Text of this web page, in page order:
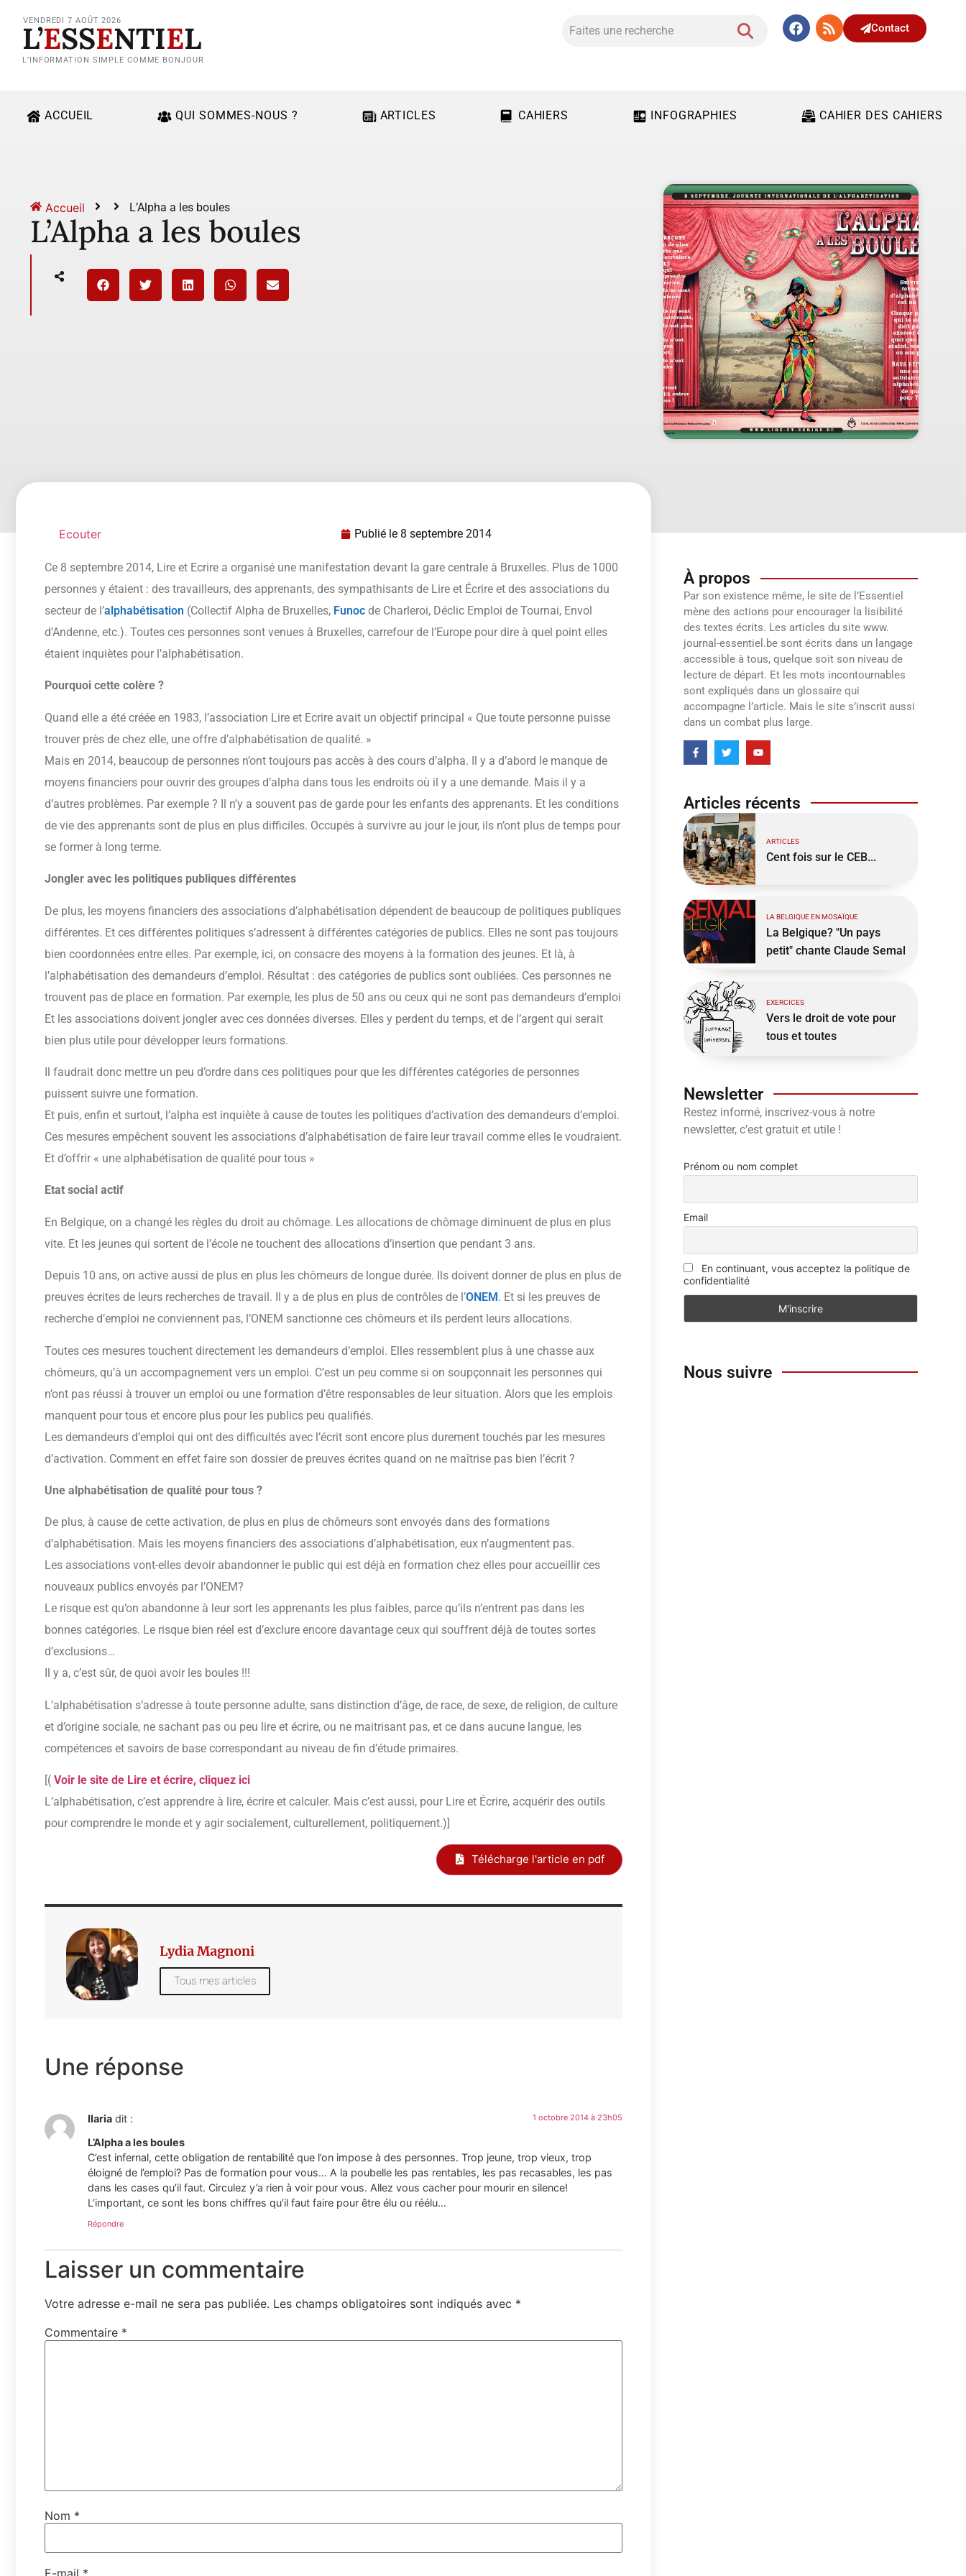
VENDREDI 7 AOÛT 2026
L’ESSENTIEL
L’INFORMATION SIMPLE COMME BONJOUR
Contact
ACCUEIL QUI SOMMES-NOUS ? ARTICLES CAHIERS INFOGRAPHIES CAHIER DES CAHIERS
Accueil L’Alpha a les boules
L’Alpha a les boules
Ecouter Publié le 8 septembre 2014
Ce 8 septembre 2014, Lire et Ecrire a organisé une manifestation devant la gare centrale à Bruxelles. Plus de 1000
personnes y étaient : des travailleurs, des apprenants, des sympathisants de Lire et Écrire et des associations du
secteur de l’alphabétisation (Collectif Alpha de Bruxelles, Funoc de Charleroi, Déclic Emploi de Tournai, Envol
d’Andenne, etc.). Toutes ces personnes sont venues à Bruxelles, carrefour de l’Europe pour dire à quel point elles
étaient inquiètes pour l’alphabétisation.
Pourquoi cette colère ?
Quand elle a été créée en 1983, l’association Lire et Ecrire avait un objectif principal « Que toute personne puisse
trouver près de chez elle, une offre d’alphabétisation de qualité. »
Mais en 2014, beaucoup de personnes n’ont toujours pas accès à des cours d’alpha. Il y a d’abord le manque de
moyens financiers pour ouvrir des groupes d’alpha dans tous les endroits où il y a une demande. Mais il y a
d’autres problèmes. Par exemple ? Il n’y a souvent pas de garde pour les enfants des apprenants. Et les conditions
de vie des apprenants sont de plus en plus difficiles. Occupés à survivre au jour le jour, ils n’ont plus de temps pour
se former à long terme.
Jongler avec les politiques publiques différentes
De plus, les moyens financiers des associations d’alphabétisation dépendent de beaucoup de politiques publiques
différentes. Et ces différentes politiques s’adressent à différentes catégories de publics. Elles ne sont pas toujours
bien coordonnées entre elles. Par exemple, ici, on consacre des moyens à la formation des jeunes. Et là, à
l’alphabétisation des demandeurs d’emploi. Résultat : des catégories de publics sont oubliées. Ces personnes ne
trouvent pas de place en formation. Par exemple, les plus de 50 ans ou ceux qui ne sont pas demandeurs d’emploi
Et les associations doivent jongler avec ces données diverses. Elles y perdent du temps, et de l’argent qui serait
bien plus utile pour développer leurs formations.
Il faudrait donc mettre un peu d’ordre dans ces politiques pour que les différentes catégories de personnes
puissent suivre une formation.
Et puis, enfin et surtout, l’alpha est inquiète à cause de toutes les politiques d’activation des demandeurs d’emploi.
Ces mesures empêchent souvent les associations d’alphabétisation de faire leur travail comme elles le voudraient.
Et d’offrir « une alphabétisation de qualité pour tous »
Etat social actif
En Belgique, on a changé les règles du droit au chômage. Les allocations de chômage diminuent de plus en plus
vite. Et les jeunes qui sortent de l’école ne touchent des allocations d’insertion que pendant 3 ans.
Depuis 10 ans, on active aussi de plus en plus les chômeurs de longue durée. Ils doivent donner de plus en plus de
preuves écrites de leurs recherches de travail. Il y a de plus en plus de contrôles de l’ONEM. Et si les preuves de
recherche d’emploi ne conviennent pas, l’ONEM sanctionne ces chômeurs et ils perdent leurs allocations.
Toutes ces mesures touchent directement les demandeurs d’emploi. Elles ressemblent plus à une chasse aux
chômeurs, qu’à un accompagnement vers un emploi. C’est un peu comme si on soupçonnait les personnes qui
n’ont pas réussi à trouver un emploi ou une formation d’être responsables de leur situation. Alors que les emplois
manquent pour tous et encore plus pour les publics peu qualifiés.
Les demandeurs d’emploi qui ont des difficultés avec l’écrit sont encore plus durement touchés par les mesures
d’activation. Comment en effet faire son dossier de preuves écrites quand on ne maîtrise pas bien l’écrit ?
Une alphabétisation de qualité pour tous ?
De plus, à cause de cette activation, de plus en plus de chômeurs sont envoyés dans des formations
d’alphabétisation. Mais les moyens financiers des associations d’alphabétisation, eux n’augmentent pas.
Les associations vont-elles devoir abandonner le public qui est déjà en formation chez elles pour accueillir ces
nouveaux publics envoyés par l’ONEM?
Le risque est qu’on abandonne à leur sort les apprenants les plus faibles, parce qu’ils n’entrent pas dans les
bonnes catégories. Le risque bien réel est d’exclure encore davantage ceux qui souffrent déjà de toutes sortes
d’exclusions…
Il y a, c’est sûr, de quoi avoir les boules !!!
L’alphabétisation s’adresse à toute personne adulte, sans distinction d’âge, de race, de sexe, de religion, de culture
et d’origine sociale, ne sachant pas ou peu lire et écrire, ou ne maitrisant pas, et ce dans aucune langue, les
compétences et savoirs de base correspondant au niveau de fin d’étude primaires.
[( Voir le site de Lire et écrire, cliquez ici
L’alphabétisation, c’est apprendre à lire, écrire et calculer. Mais c’est aussi, pour Lire et Écrire, acquérir des outils
pour comprendre le monde et y agir socialement, culturellement, politiquement.)]
Télécharge l'article en pdf
Lydia Magnoni
Tous mes articles
Une réponse
Ilaria dit : 1 octobre 2014 à 23h05
L’Alpha a les boules
C’est infernal, cette obligation de rentabilité que l’on impose à des personnes. Trop jeune, trop vieux, trop
éloigné de l’emploi? Pas de formation pour vous… A la poubelle les pas rentables, les pas recasables, les pas
dans les cases qu’il faut. Circulez y’a rien à voir pour vous. Allez vous cacher pour mourir en silence!
L’important, ce sont les bons chiffres qu’il faut faire pour être élu ou réélu…
Répondre
Laisser un commentaire
Votre adresse e-mail ne sera pas publiée. Les champs obligatoires sont indiqués avec *
Commentaire *
Nom *
À propos
Par son existence même, le site de l’Essentiel
mène des actions pour encourager la lisibilité
des textes écrits. Les articles du site www.
journal-essentiel.be sont écrits dans un langage
accessible à tous, quelque soit son niveau de
lecture de départ. Et les mots incontournables
sont expliqués dans un glossaire qui
accompagne l’article. Mais le site s’inscrit aussi
dans un combat plus large.
Articles récents
ARTICLES
Cent fois sur le CEB...
LA BELGIQUE EN MOSAÏQUE
La Belgique? "Un pays
petit" chante Claude Semal
EXERCICES
Vers le droit de vote pour
tous et toutes
Newsletter
Restez informé, inscrivez-vous à notre
newsletter, c’est gratuit et utile !
Prénom ou nom complet
Email
En continuant, vous acceptez la politique de
confidentialité
Nous suivre